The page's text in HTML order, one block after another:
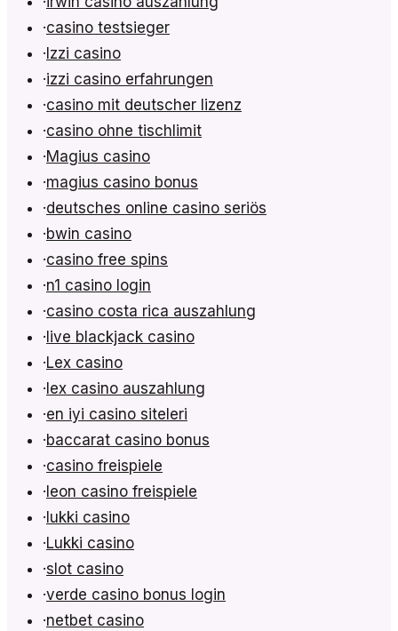
·casino testsieger
· Izzi casino
·izzi casino erfahrungen
·casino mit deutscher lizenz
·casino ohne tischlimit
·Magius casino
·magius casino bonus
·deutsches online casino seriös
·bwin casino
·casino free spins
·n1 casino login
·casino costa rica auszahlung
· live blackjack casino
·Lex casino
· lex casino auszahlung
·en iyi casino siteleri
·baccarat casino bonus
·casino freispiele
· leon casino freispiele
· lukki casino
·Lukki casino
·slot casino
·verde casino bonus login
·netbet casino